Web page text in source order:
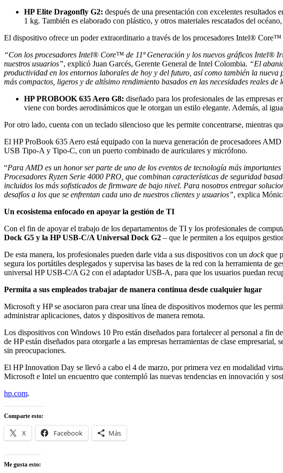
HP Elite Dragonfly G2: después de una presentación con excelentes
1 kg. También es elaborado con plástico, y otros materiales rescatados del
El dispositivo ofrece un poder extraordinario a través de los procesadores Intel®
“Con los procesadores Intel® Core™ de 11ª Generación y los nuevos gráficos Intel®
nuestros usuarios”, explicó Juan Garcés, Gerente General de Intel Colombia. “El
productividad en los entornos laborales de hoy y del futuro, así como también la
más compactos, ligeros y de altísimo rendimiento basados en las necesidades reales de
HP PROBOOK 635 Aero G8: diseñado para los profesionales de las empresas
viene con bordes aerodinámicos que le otorgan un estilo elegante. Además, al
Por otro lado, cuenta con un teclado silencioso que les permite concentrarse, mientras
El HP ProBook 635 Aero está equipado con la nueva generación de procesadores
USB Tipo-A y Tipo-C, con un puerto combinado de auriculares y micrófono.
“Para AMD es un honor ser parte de uno de los eventos de tecnología más
Procesadores Ryzen Serie 4000 PRO, que combinan características de seguridad
incluidos los más sofisticados de firmware de bajo nivel. Para nosotros entregar
desafíos a los que se enfrentan cada uno de nuestros clientes y usuarios”, explica
Un ecosistema enfocado en apoyar la gestión de TI
Con el fin de apoyar el trabajo de los departamentos de TI y los profesionales de
Dock G5 y la HP USB-C/A Universal Dock G2 – que le permiten a los equipos
De esta manera, los profesionales pueden darle vida a sus dispositivos con un dockque
segura los portátiles desplegados y supervisa las bases de la red con la herramienta de
universal HP USB-C/A G2 con el adaptador USB-A, para que los usuarios puedan
Permita a sus empleados trabajar de manera continua desde cualquier lugar
Microsoft y HP se asociaron para crear una línea de dispositivos modernos que les
administrar aplicaciones, datos y dispositivos de manera remota.
Los dispositivos con Windows 10 Pro están diseñados para fortalecer al personal a fin
de HP están diseñados para otorgarle a las empresas herramientas de clase
sin preocupaciones.
El HP Innovation Day se llevó a cabo el 4 de marzo, por primera vez en modalidad
Microsoft e Intel un encuentro que contempló las nuevas tendencias en innovación y
hp.com.
Comparte esto:
X Facebook Más
Me gusta esto: